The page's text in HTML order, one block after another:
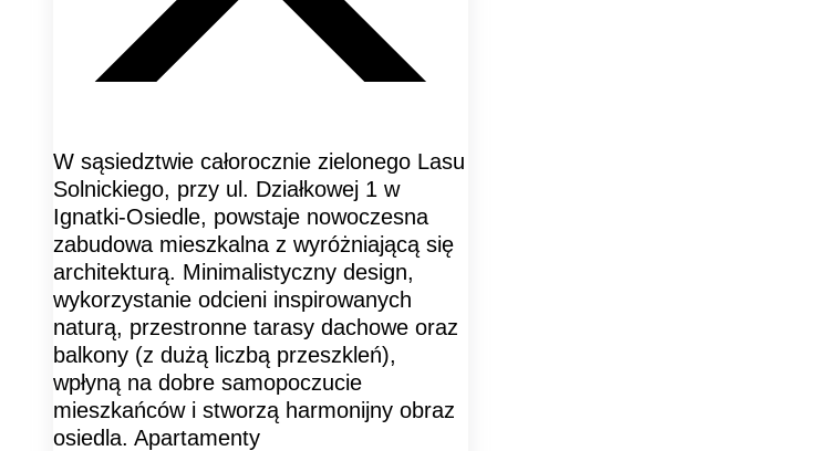
W sąsiedztwie całorocznie zielonego Lasu
Solnickiego, przy ul. Działkowej 1 w
Ignatki-Osiedle, powstaje nowoczesna
zabudowa mieszkalna z wyróżniającą się
architekturą. Minimalistyczny design,
wykorzystanie odcieni inspirowanych
naturą, przestronne tarasy dachowe oraz
balkony (z dużą liczbą przeszkleń),
wpłyną na dobre samopoczucie
mieszkańców i stworzą harmonijny obraz
osiedla. Apartamenty